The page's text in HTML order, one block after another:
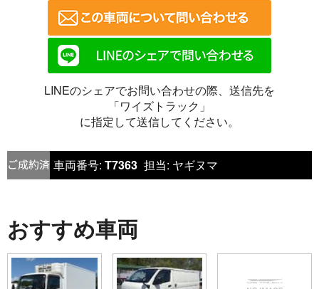
LINEのシェアでお問い合わせの際、送信先を
「ワイズトラック」
に指定して送信してください。
車両番号: T7363 担当: ヤギヌマ
おすすめ車両